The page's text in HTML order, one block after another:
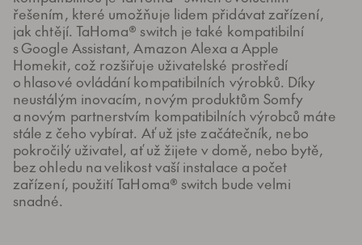
řešením, které umožňuje lidem přidávat zařízení,
jak chtějí. TaHoma® switch je také kompatibilní
s Google Assistant, Amazon Alexa a Apple
Homekit, což rozšiřuje uživatelské prostředí
o hlasové ovládání kompatibilních výrobků. Díky
neustálým inovacím, novým produktům Somfy
a novým partnerstvím kompatibilních výrobců máte
stále z čeho vybírat. Ať už jste začátečník, nebo
pokročilý uživatel, ať už žijete v domě, nebo bytě,
bez ohledu na velikost vaší instalace a počet
zařízení, použití TaHoma® switch bude velmi
snadné.